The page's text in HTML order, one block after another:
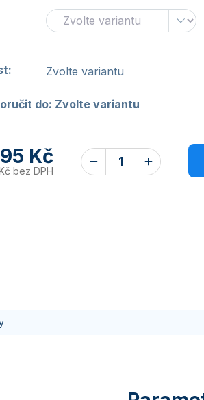
Zvolte variantu
do: Zvolte variantu
Kč
bez DPH